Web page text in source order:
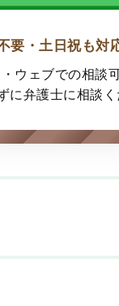
要・土日祝も対
ウェブでの相談
に弁護士に相談